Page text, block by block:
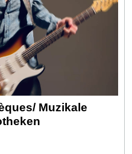
Muzikale